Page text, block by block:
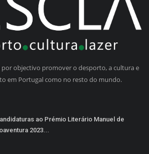
por objectivo promover o desporto, a cultura e
em Portugal como no resto do mundo.
ao Prémio Literário Manuel de
2023...